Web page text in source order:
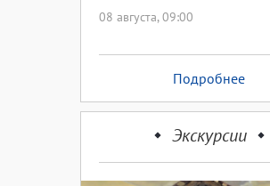
08 августа, 09:00
Подробнее
Экскурсии